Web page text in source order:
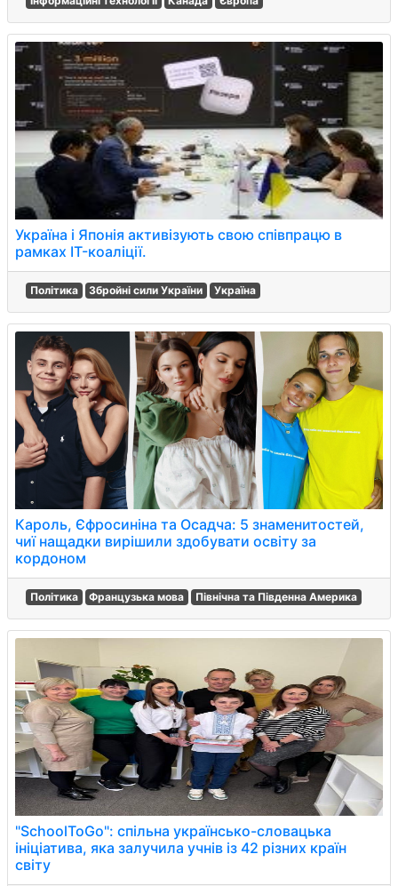
Україна і Японія активізують свою співпрацю в
рамках IT-коаліції.
Політика Збройні сили України Україна
Кароль, Єфросиніна та Осадча: 5 знаменитостей,
чиї нащадки вирішили здобувати освіту за
кордоном
Політика Французька мова Північна та Південна Америка
"SchoolToGo": спільна українсько-словацька
ініціатива, яка залучила учнів із 42 різних країн
світу